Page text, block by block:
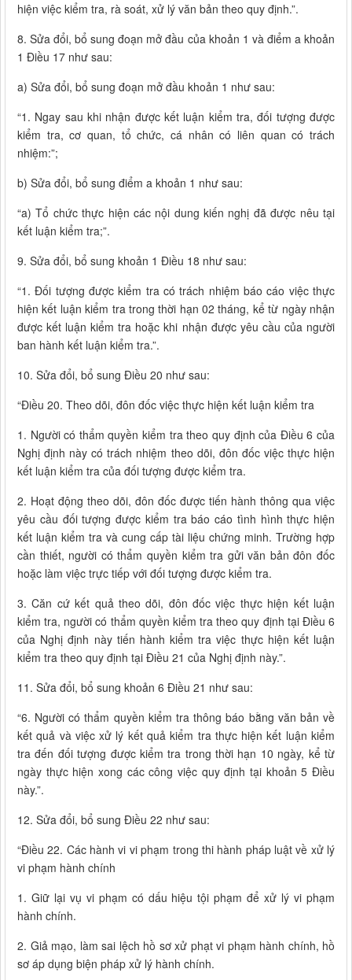
hiện việc kiểm tra, rà soát, xử lý văn bản theo quy định.”.
8. Sửa đổi, bổ sung đoạn mở đầu của khoản 1 và điểm a khoản
1 Điều 17 như sau:
a) Sửa đổi, bổ sung đoạn mở đầu khoản 1 như sau:
“1. Ngay sau khi nhận được kết luận kiểm tra, đối tượng được
kiểm tra, cơ quan, tổ chức, cá nhân có liên quan có trách
nhiệm:”;
b) Sửa đổi, bổ sung điểm a khoản 1 như sau:
“a) Tổ chức thực hiện các nội dung kiến nghị đã được nêu tại
kết luận kiểm tra;”.
9. Sửa đổi, bổ sung khoản 1 Điều 18 như sau:
“1. Đối tượng được kiểm tra có trách nhiệm báo cáo việc thực
hiện kết luận kiểm tra trong thời hạn 02 tháng, kể từ ngày nhận
được kết luận kiểm tra hoặc khi nhận được yêu cầu của người
ban hành kết luận kiểm tra.”.
10. Sửa đổi, bổ sung Điều 20 như sau:
“Điều 20. Theo dõi, đôn đốc việc thực hiện kết luận kiểm tra
1. Người có thẩm quyền kiểm tra theo quy định của Điều 6 của
Nghị định này có trách nhiệm theo dõi, đôn đốc việc thực hiện
kết luận kiểm tra của đối tượng được kiểm tra.
2. Hoạt động theo dõi, đôn đốc được tiến hành thông qua việc
yêu cầu đối tượng được kiểm tra báo cáo tình hình thực hiện
kết luận kiểm tra và cung cấp tài liệu chứng minh. Trường hợp
cần thiết, người có thẩm quyền kiểm tra gửi văn bản đôn đốc
hoặc làm việc trực tiếp với đối tượng được kiểm tra.
3. Căn cứ kết quả theo dõi, đôn đốc việc thực hiện kết luận
kiểm tra, người có thẩm quyền kiểm tra theo quy định tại Điều 6
của Nghị định này tiến hành kiểm tra việc thực hiện kết luận
kiểm tra theo quy định tại Điều 21 của Nghị định này.”.
11. Sửa đổi, bổ sung khoản 6 Điều 21 như sau:
“6. Người có thẩm quyền kiểm tra thông báo bằng văn bản về
kết quả và việc xử lý kết quả kiểm tra thực hiện kết luận kiểm
tra đến đối tượng được kiểm tra trong thời hạn 10 ngày, kể từ
ngày thực hiện xong các công việc quy định tại khoản 5 Điều
này.”.
12. Sửa đổi, bổ sung Điều 22 như sau:
“Điều 22. Các hành vi vi phạm trong thi hành pháp luật về xử lý
vi phạm hành chính
1. Giữ lại vụ vi phạm có dấu hiệu tội phạm để xử lý vi phạm
hành chính.
2. Giả mạo, làm sai lệch hồ sơ xử phạt vi phạm hành chính, hồ
sơ áp dụng biện pháp xử lý hành chính.